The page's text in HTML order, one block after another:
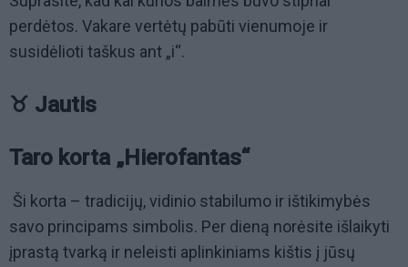
perdėtos. Vakare vertėtų pabūti vienumoje ir
susidėlioti taškus ant „i“.
♉ Jautis
Taro korta „Hierofantas“
Ši korta – tradicijų, vidinio stabilumo ir ištikimybės
savo principams simbolis. Per dieną norėsite išlaikyti
įprastą tvarką ir neleisti aplinkiniams kištis į jūsų